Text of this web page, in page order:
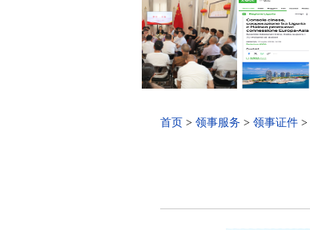
首页 > 领事服务 > 领事证件 >